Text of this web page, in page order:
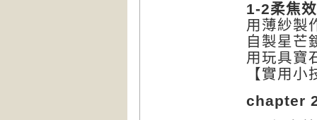
1-2柔焦
用薄紗製
自製星芒
用玩具寶
【實用
chapter